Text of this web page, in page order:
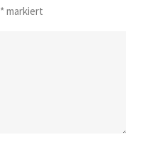
*markiert